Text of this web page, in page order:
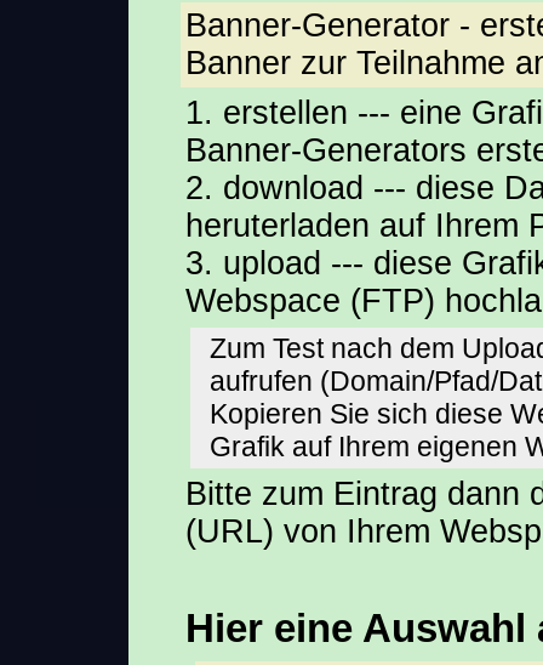
Banner-Generator -
Banner zur Teilnahme
1. erstellen --- eine
Banner-Generators
2. download --- diese
heruterladen auf Ihrem
3. upload --- diese
Webspace (FTP)
Zum Test nach dem
aufrufen (Domain/Pfad/
Kopieren Sie sich diese
Grafik auf Ihrem eigenen
Bitte zum Eintrag dann
(URL) von Ihrem
Hier eine Auswahl